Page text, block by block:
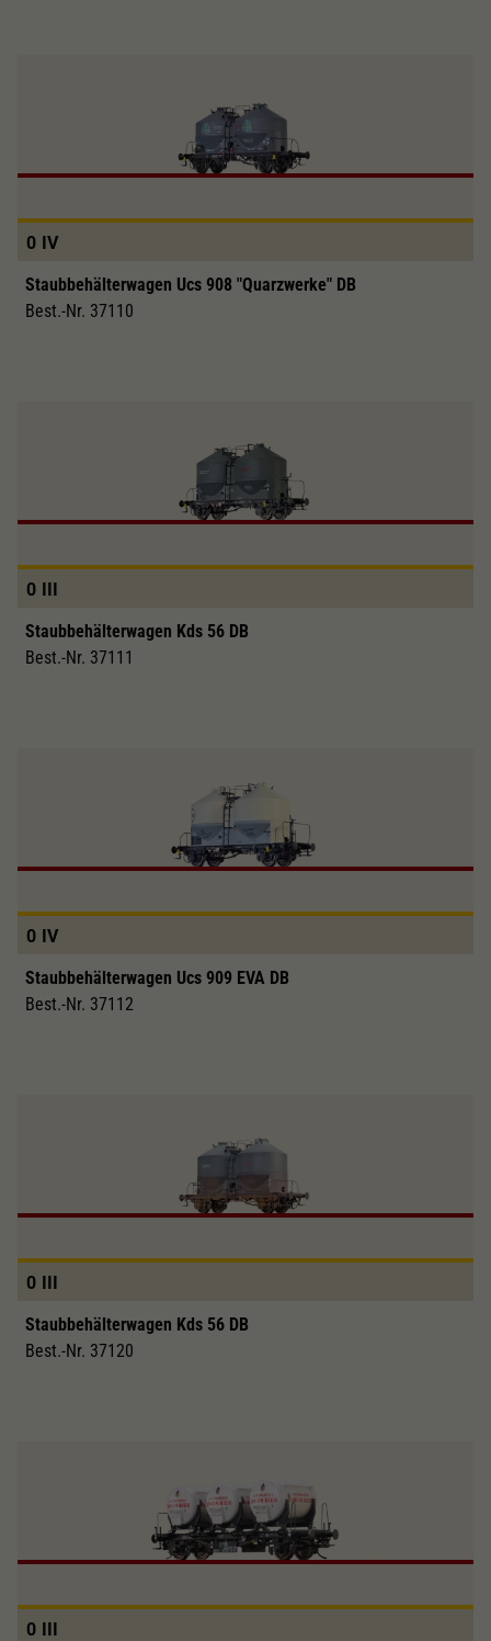
0 IV
Staubbehälterwagen Ucs 908 "Quarzwerke" DB
Best.-Nr. 37110
0 III
Staubbehälterwagen Kds 56 DB
Best.-Nr. 37111
0 IV
Staubbehälterwagen Ucs 909 EVA DB
Best.-Nr. 37112
0 III
Staubbehälterwagen Kds 56 DB
Best.-Nr. 37120
0 III